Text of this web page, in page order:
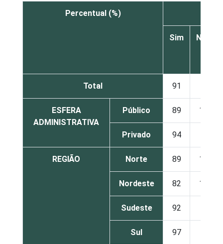
Percentual (%)
Sim Não
Total 91
ESFERA
ADMINISTRATIVA
Público 89 11
Privado 94
REGIÃO Norte 89 11
Nordeste 82 18
Sudeste 92
Sul 97